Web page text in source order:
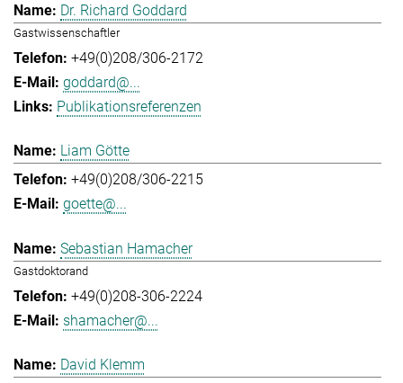
Dr. Richard Goddard
Gastwissenschaftler
+49(0)208/306-2172
goddard@...
Publikationsreferenzen
Liam Götte
+49(0)208/306-2215
goette@...
Sebastian Hamacher
Gastdoktorand
+49(0)208-306-2224
shamacher@...
David Klemm